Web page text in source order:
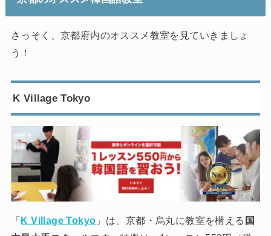
さっそく、京都府内のオススメ教室を見ていきましょ
う！
K Village Tokyo
「K Village Tokyo 」は、京都・烏丸に教室を構える 国